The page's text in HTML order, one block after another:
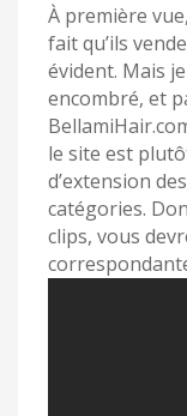
À première
fait qu’ils
évident. Mais
encombré, et
le site est
d’extension
catégories.
clips, vous